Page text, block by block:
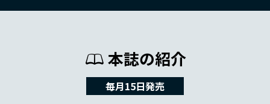
本誌の紹介
毎月15日発売